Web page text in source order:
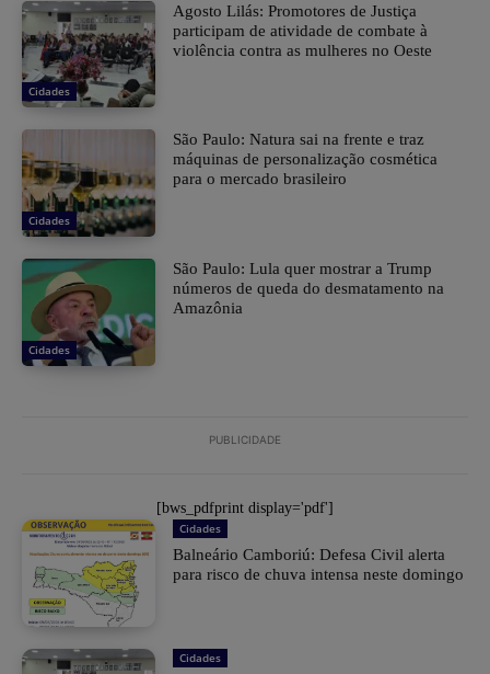
Cidades
Agosto Lilás: Promotores de Justiça
participam de atividade de combate à
violência contra as mulheres no Oeste
Cidades
São Paulo: Natura sai na frente e traz
máquinas de personalização cosmética
para o mercado brasileiro
Cidades
São Paulo: Lula quer mostrar a Trump
números de queda do desmatamento na
Amazônia
PUBLICIDADE
[bws_pdfprint display='pdf']
Cidades
Balneário Camboriú: Defesa Civil alerta
para risco de chuva intensa neste domingo
Cidades